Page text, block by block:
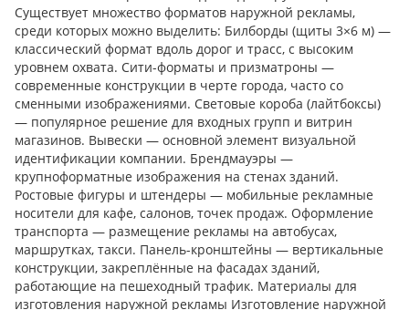
Существует множество форматов наружной рекламы,
среди которых можно выделить: Билборды (щиты 3×6 м) —
классический формат вдоль дорог и трасс, с высоким
уровнем охвата. Сити-форматы и призматроны —
современные конструкции в черте города, часто со
сменными изображениями. Световые короба (лайтбоксы)
— популярное решение для входных групп и витрин
магазинов. Вывески — основной элемент визуальной
идентификации компании. Брендмауэры —
крупноформатные изображения на стенах зданий.
Ростовые фигуры и штендеры — мобильные рекламные
носители для кафе, салонов, точек продаж. Оформление
транспорта — размещение рекламы на автобусах,
маршрутках, такси. Панель-кронштейны — вертикальные
конструкции, закреплённые на фасадах зданий,
работающие на пешеходный трафик. Материалы для
изготовления наружной рекламы Изготовление наружной